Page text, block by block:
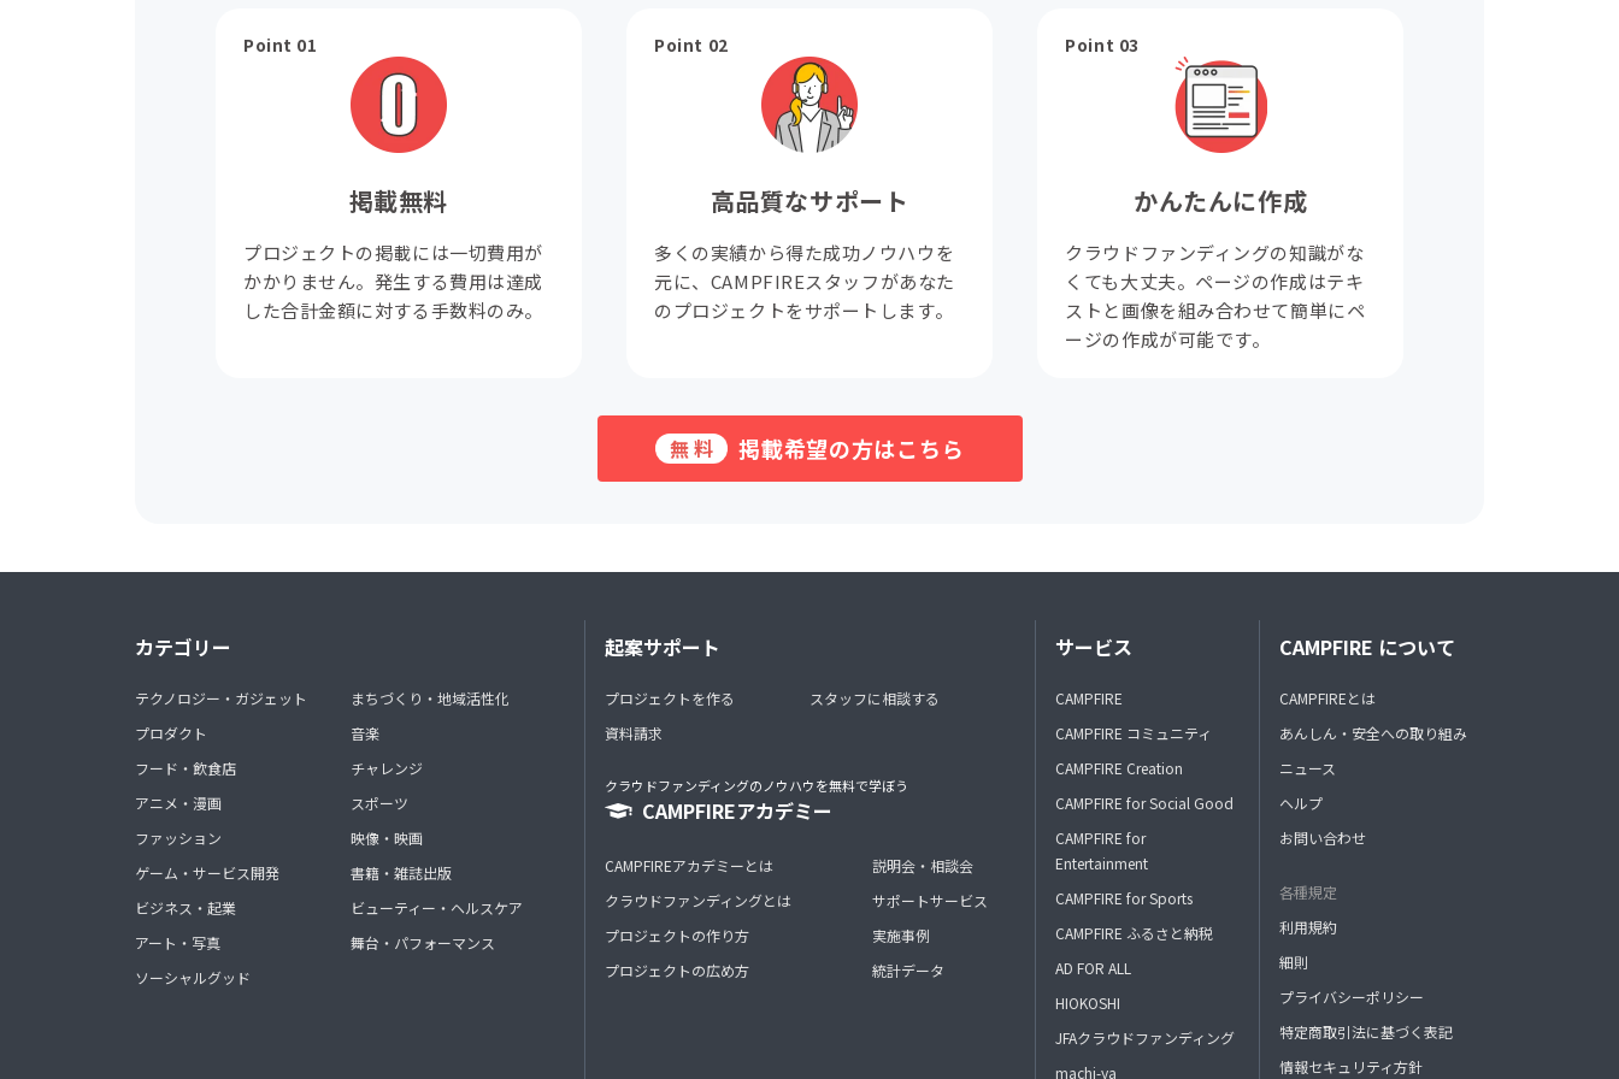
Point 01
掲載無料
プロジェクトの掲載には一切費用が
かかりません。発生する費用は達成
した合計金額に対する手数料のみ。
Point 02
高品質なサポート
多くの実績から得た成功ノウハウを
元に、CAMPFIREスタッフがあなた
のプロジェクトをサポートします。
Point 03
かんたんに作成
クラウドファンディングの知識がな
くても大丈夫。ページの作成はテキ
ストと画像を組み合わせて簡単にペ
ージの作成が可能です。
無料 掲載希望の方はこちら
カテゴリー
テクノロジー・ガジェット
プロダクト
フード・飲食店
アニメ・漫画
ファッション
ゲーム・サービス開発
ビジネス・起業
アート・写真
ソーシャルグッド
まちづくり・地域活性化
音楽
チャレンジ
スポーツ
映像・映画
書籍・雑誌出版
ビューティー・ヘルスケア
舞台・パフォーマンス
起案サポート
プロジェクトを作る
資料請求
スタッフに相談する
クラウドファンディングのノウハウを無料で学ぼう
CAMPFIREアカデミー
CAMPFIREアカデミーとは
クラウドファンディングとは
プロジェクトの作り方
プロジェクトの広め方
説明会・相談会
サポートサービス
実施事例
統計データ
サービス
CAMPFIRE
CAMPFIRE コミュニティ
CAMPFIRE Creation
CAMPFIRE for Social Good
CAMPFIRE for
Entertainment
CAMPFIRE for Sports
CAMPFIRE ふるさと納税
AD FOR ALL
HIOKOSHI
JFAクラウドファンディング
machi-ya
CAMPFIRE について
CAMPFIREとは
あんしん・安全への取り組み
ニュース
ヘルプ
お問い合わせ
各種規定
利用規約
細則
プライバシーポリシー
特定商取引法に基づく表記
情報セキュリティ方針